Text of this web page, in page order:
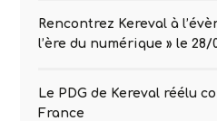
Rencontrez Kereval à
l’ère du numérique » le 28/
Le PDG de Kereval réélu
France